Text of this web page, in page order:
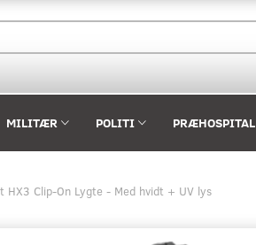
MILITÆR POLITI PRÆHOSPITAL
HX3 Clip-On Lygte - Med hvidt + UV lys